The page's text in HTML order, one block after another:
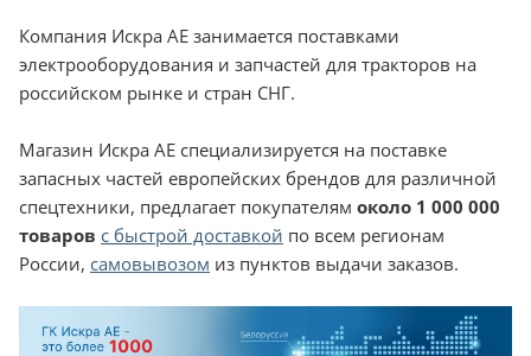
Компания Искра АЕ занимается поставками
электрооборудования и запчастей для тракторов на
российском рынке и стран СНГ.
Магазин Искра АЕ специализируется на поставке
запасных частей европейских брендов для различной
спецтехники, предлагает покупателям около 1 000 000
товаров с быстрой доставкой по всем регионам
России, самовывозом из пунктов выдачи заказов.